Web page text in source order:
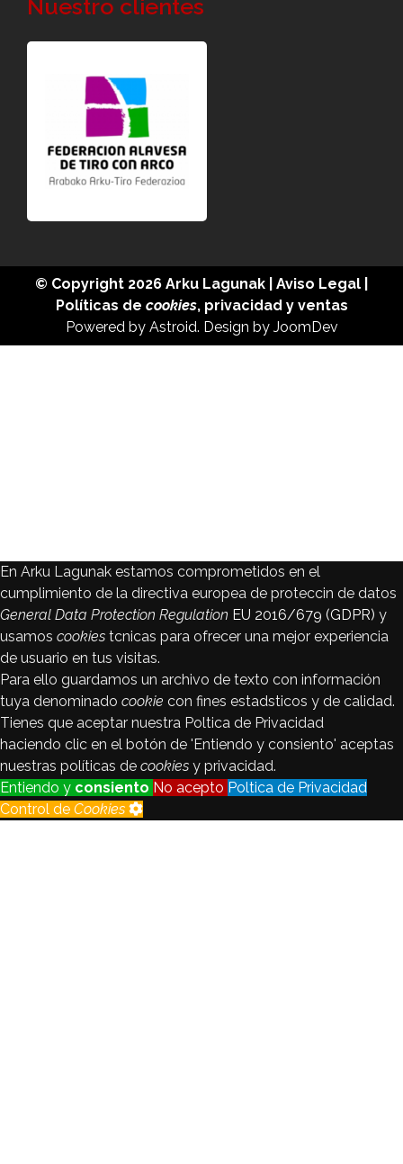
Nuestro clientes
© Copyright 2026 Arku Lagunak Aviso Legal
Políticas de cookies, privacidad y ventas
Powered by Astroid. Design by JoomDev
En Arku Lagunak estamos comprometidos en el
cumplimiento de la directiva europea de proteccin de datos
General Data Protection Regulation EU 2016/679 (GDPR) y
usamos cookies tcnicas para ofrecer una mejor experiencia
de usuario en tus visitas.
Para ello guardamos un archivo de texto con información
tuya denominado cookie con fines estadsticos y de calidad.
Tienes que aceptar nuestra Poltica de Privacidad
haciendo clic en el botón de 'Entiendo y consiento' aceptas
nuestras políticas de cookies y privacidad.
Entiendo y consiento No acepto Poltica de Privacidad
Control de Cookies